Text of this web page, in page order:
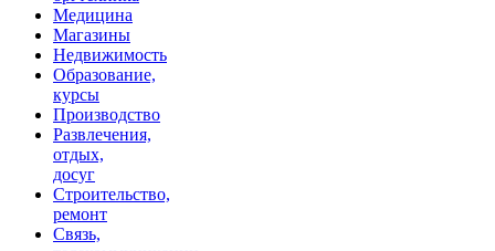
Медицина
Магазины
Недвижимость
Образование,
курсы
Производство
Развлечения,
отдых,
досуг
Строительство,
ремонт
Связь,